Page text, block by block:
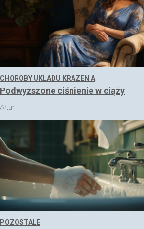
CHOROBY UKLADU KRAZENIA
Podwyższone ciśnienie w ciąży
Artur
POZOSTALE